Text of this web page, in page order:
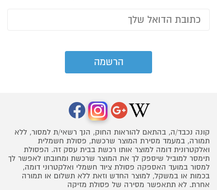
קונה נכבד/ה, בהתאם להוראות החוק, הנך רשאי/ת למסור, ללא
תמורה, במעמד מסירת המוצר שרכשת, פסולת חשמלית
ואלקטרונית דומה למוצר אותו רכשת בבית עסק זה. הפסולת
תימסר למוביל שיספק לך את המוצר שרכשת ומחובתו לאפשר לך
למסור במועד האספקה פסולת ציוד חשמלי ואלקטרוני דומה,
בכמות או במשקל, למוצר החדש וזאת ללא תשלום או תמורה
אחרת. לא תתאפשר מסירה של פסולת מזיקה